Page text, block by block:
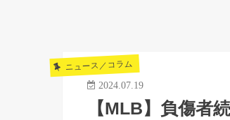
ニュース／コラム
2024.07.19
【MLB】負傷者